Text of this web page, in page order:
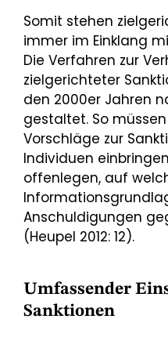
Somit stehen
immer im Einklang
Die Verfahren zur
zielgerichteter
den 2000er Jahren
gestaltet. So
Vorschläge zur
Individuen
offenlegen, auf
Anschuldigungen
(Heupel 2012: 12).
Umfassender
Sanktionen